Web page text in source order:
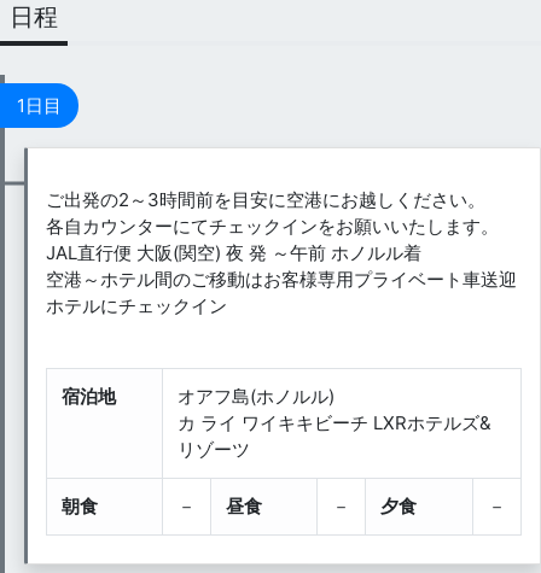
日程
1日目
ご出発の2～3時間前を目安に空港にお越しください。
各自カウンターにてチェックインをお願いいたします。
JAL直行便 大阪(関空) 夜 発 ～午前 ホノルル着
空港～ホテル間のご移動はお客様専用プライベート車送迎
ホテルにチェックイン
宿泊地
オアフ島(ホノルル)
カ ライ ワイキキビーチ LXRホテルズ&
リゾーツ
朝食 － 昼食 － 夕食 －